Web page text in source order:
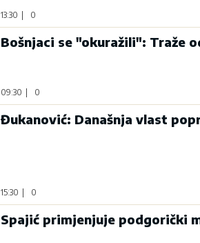
13:30 0
Bošnjaci se "okuražili": Traže
09:30 0
Đukanović: Današnja vlast
15:30 0
Spajić primjenjuje podgorički